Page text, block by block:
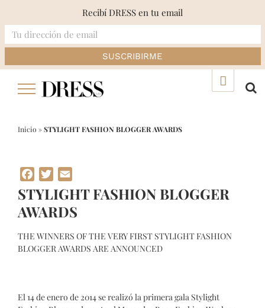
Inicio »STYLIGHT FASHION BLOGGER AWARDS
Facebook
Twitter
STYLIGHT FASHION BLOGGER
AWARDS
THE WINNERS OF THE VERY FIRST STYLIGHT FASHION
BLOGGER AWARDS ARE ANNOUNCED
El 14 de enero de 2014 se realizó la primera gala Stylight
Recibí DRESS en tu email